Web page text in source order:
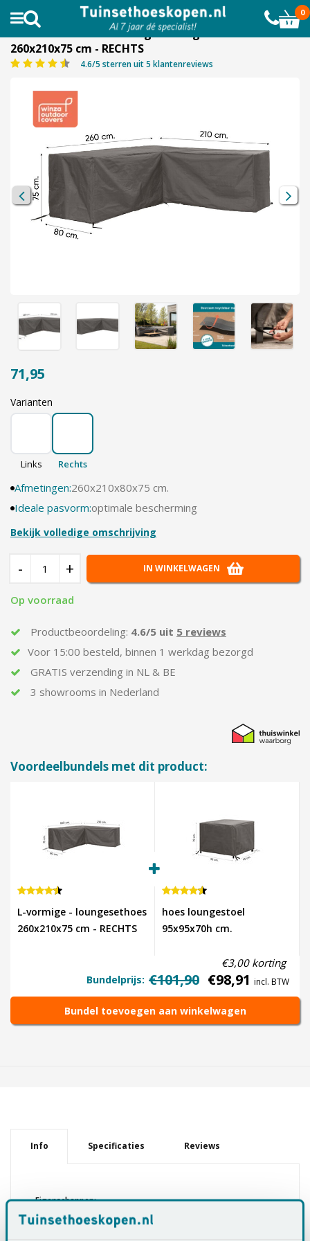
0
AL MEER DAN 10.000 TEVREDEN KLANTEN
Outdoor Covers L-vormige - loungesethoes
260x210x75 cm - RECHTS
4.6/5 sterren uit 5 klantenreviews
71,95
Varianten
Links Rechts
Afmetingen:260x210x80x75 cm.
Ideale pasvorm:optimale bescherming
Bekijk volledige omschrijving
- + IN WINKELWAGEN
Op voorraad
Productbeoordeling: 4.6/5 uit 5 reviews
Voor 15:00 besteld, binnen 1 werkdag bezorgd
GRATIS verzending in NL & BE
3 showrooms in Nederland
Voordeelbundels met dit product:
L-vormige - loungesethoes
260x210x75 cm - RECHTS
hoes loungestoel
95x95x70h cm.
€3,00 korting
Bundelprijs: €101,90 €98,91 incl. BTW
Bundel toevoegen aan winkelwagen
Info Specificaties Reviews
Eigenschappen:
✔Afmetingen: 260x210x75 cm.